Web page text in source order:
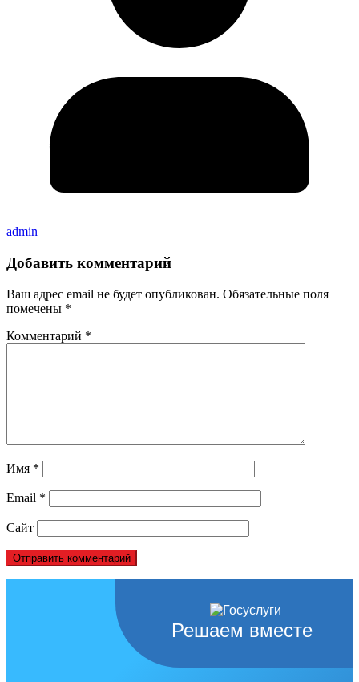
admin
Добавить комментарий
Ваш адрес email не будет опубликован. Обязательные поля
помечены *
Комментарий *
Имя *
Email *
Сайт
Решаем вместе